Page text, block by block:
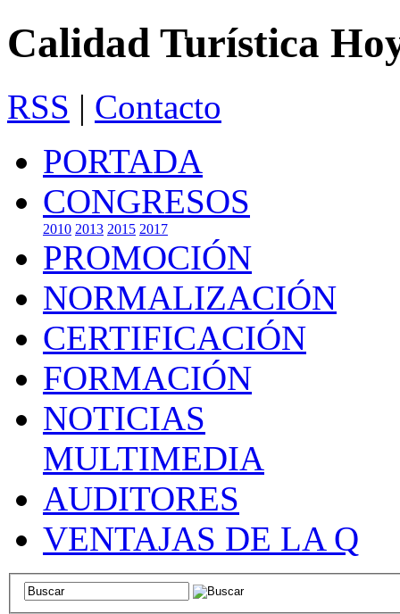
Calidad Turística
RSS | Contacto
PORTADA
CONGRESOS
2010 2013 2015 2017
PROMOCIÓN
NORMALIZACIÓN
CERTIFICACIÓN
FORMACIÓN
NOTICIAS
MULTIMEDIA
AUDITORES
VENTAJAS DE LA Q